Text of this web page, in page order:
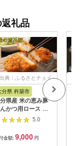
礼品
出典：ふるさとチョイ
分県 杵築市
県産 米の恵み豚
かつ用ロース 計
（450g×2p） 国
人気 冷凍 豚肉 米
恵み とんかつ ロー
＜130-018＞
5.0
金額: 9,000 円